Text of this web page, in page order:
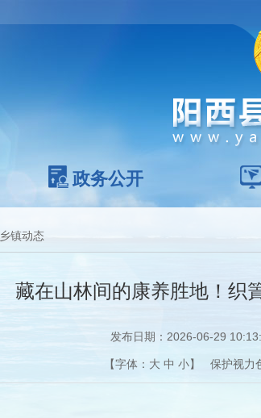
政务公开
乡镇动态
藏在山林间的康养胜地！织
发布日期：2026-06-29
【字体： 大 中 小】 保护视力